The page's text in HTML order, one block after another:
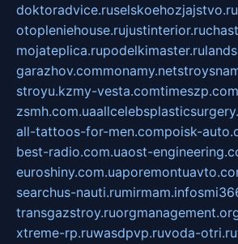
doktoradvice.ruselskoehozjajstvo.ru
otopleniehouse.rujustinterior.ru
mojateplica.rupodelkimaster.ru
garazhov.commonamy.net
stroyu.kzmy-vesta.comtimeszp.com
zsmh.com.ua
all-tattoos-for-men.compoisk-
best-radio.com.uaost-
euroshiny.com.ua
searchus-nauti.rumirmam.info
transgazstroy.ru
xtreme-rp.ruwasdpvp.ruvoda-otri.ru